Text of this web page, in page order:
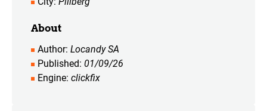
About
Author Locandy SA
Published 01/09/26
Engine clickfix